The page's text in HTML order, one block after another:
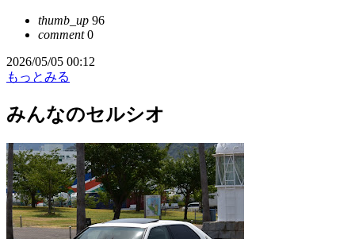
thumb_up 96
comment0
2026/05/05 00:12
もっとみる
みんなのセルシオ